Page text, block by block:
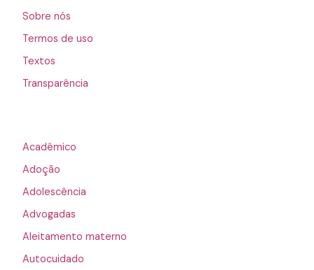
Sobre nós
Termos de uso
Textos
Transparência
Acadêmico
Adoção
Adolescência
Advogadas
Aleitamento materno
Autocuidado